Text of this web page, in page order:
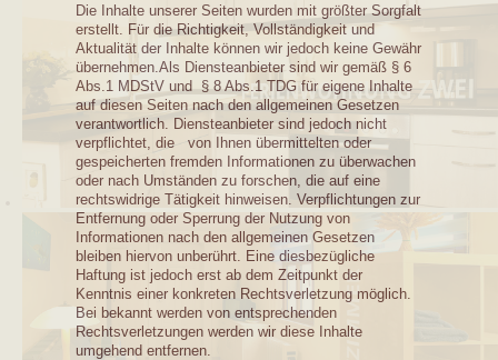
Die Inhalte unserer Seiten wurden mit größter Sorgfalt
erstellt. Für die Richtigkeit, Vollständigkeit und
Aktualität der Inhalte können wir jedoch keine Gewähr
übernehmen.Als Diensteanbieter sind wir gemäß § 6
Abs.1 MDStV und § 8 Abs.1 TDG für eigene Inhalte
auf diesen Seiten nach den allgemeinen Gesetzen
verantwortlich. Diensteanbieter sind jedoch nicht
verpflichtet, die von Ihnen übermittelten oder
gespeicherten fremden Informationen zu überwachen
oder nach Umständen zu forschen, die auf eine
rechtswidrige Tätigkeit hinweisen. Verpflichtungen zur
Entfernung oder Sperrung der Nutzung von
Informationen nach den allgemeinen Gesetzen
bleiben hiervon unberührt. Eine diesbezügliche
Haftung ist jedoch erst ab dem Zeitpunkt der
Kenntnis einer konkreten Rechtsverletzung möglich.
Bei bekannt werden von entsprechenden
Rechtsverletzungen werden wir diese Inhalte
umgehend entfernen.